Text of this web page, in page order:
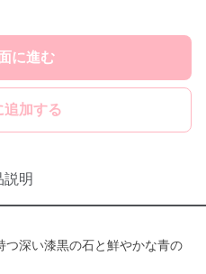
に進む
追加する
説明
深い漆黒の石と鮮やかな青の